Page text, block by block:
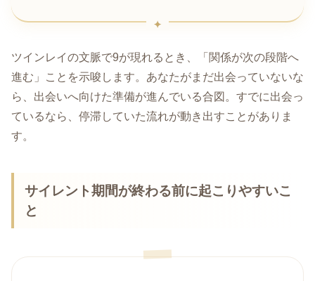
ツインレイの文脈で9が現れるとき、「関係が次の段階へ
進む」ことを示唆します。あなたがまだ出会っていないな
ら、出会いへ向けた準備が進んでいる合図。すでに出会っ
ているなら、停滞していた流れが動き出すことがありま
す。
サイレント期間が終わる前に起こりやすいこ
と